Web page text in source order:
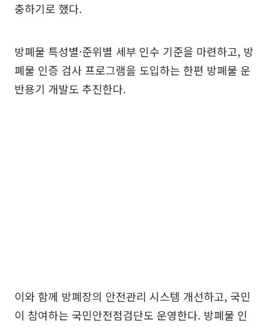
충하기로 했다.
방폐물 특성별·준위별 세부 인수 기준을 마련하고, 방
폐물 인증 검사 프로그램을 도입하는 한편 방폐물 운
반용기 개발도 추진한다.
이와 함께 방폐장의 안전관리 시스템 개선하고, 국민
이 참여하는 국민안전점검단도 운영한다. 방폐물 인